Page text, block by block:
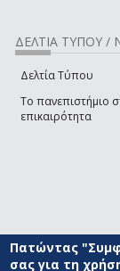
ΔΕΛΤΙΑ ΤΥΠΟΥ /
Δελτία Τύπου
Το πανεπιστήμιο
επικαιρότητα
Πατώντας
σας για τη